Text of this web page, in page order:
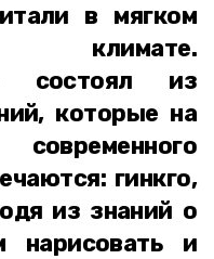
в мягком
климате.
состоял из
которые на
гинкго,
из знаний о
и